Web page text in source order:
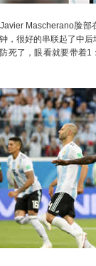
Mascherano脸部
，很好的串联起了中
死了，眼看就要带着